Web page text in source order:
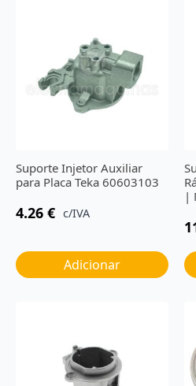
Suporte Injetor Auxiliar
para Placa Teka 60603103
4.26 € c/IVA
Adicionar
|